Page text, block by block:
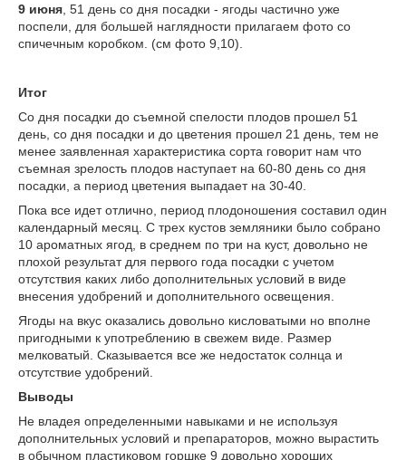
9 июня , 51 день со дня посадки - ягоды частично уже
поспели, для большей наглядности прилагаем фото со
спичечным коробком. (см фото 9,10).
Итог
Со дня посадки до съемной спелости плодов прошел 51
день, со дня посадки и до цветения прошел 21 день, тем не
менее заявленная характеристика сорта говорит нам что
съемная зрелость плодов наступает на 60-80 день со дня
посадки, а период цветения выпадает на 30-40.
Пока все идет отлично, период плодоношения составил один
календарный месяц. С трех кустов земляники было собрано
10 ароматных ягод, в среднем по три на куст, довольно не
плохой результат для первого года посадки с учетом
отсутствия каких либо дополнительных условий в виде
внесения удобрений и дополнительного освещения.
Ягоды на вкус оказались довольно кисловатыми но вполне
пригодными к употреблению в свежем виде. Размер
мелковатый. Сказывается все же недостаток солнца и
отсутствие удобрений.
Выводы
Не владея определенными навыками и не используя
дополнительных условий и препараторов, можно вырастить
в обычном пластиковом горшке 9 довольно хороших